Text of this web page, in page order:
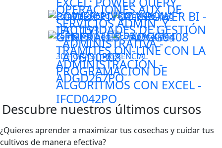
POWER PIVOT Y POWER BI -
IFCT153
OPERACIONES AUX. DE
SERVICIOS ADMIN. Y
GENERALES - ADGG0408
350 HORAS | PRESENCIAL
ACTIVIDADES DE GESTIÓN
ADMINISTRATIVA -
ADGD0308
25 HORAS | TELEFORMACIÓN
TRÁMITES ON-LINE CON LA
ADMINISTRACIÓN -
ADGD267PO
30 HORAS | PRESENCIAL
PROGRAMACIÓN DE
ALGORITMOS CON EXCEL -
IFCD042PO
Descubre nuestros últimos cursos
¿Quieres aprender a maximizar tus cosechas y cuidar tus
cultivos de manera efectiva?